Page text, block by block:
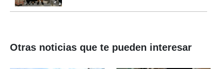
Otras noticias que te pueden interesar